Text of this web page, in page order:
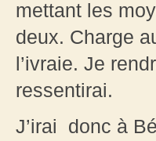
mettant les
deux. Charge
l’ivraie. Je
ressentirai.
J’irai donc à